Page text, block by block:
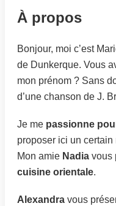
À propos
Bonjour, moi c’est
de Dunkerque. Vous
mon prénom ? Sans
d’une chanson de J.
Je me passionne
proposer ici un certain
Mon amie Nadia vous
cuisine orientale.
Alexandra vous